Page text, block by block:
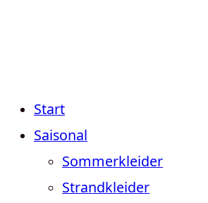
Start
Saisonal
Sommerkleider
Strandkleider